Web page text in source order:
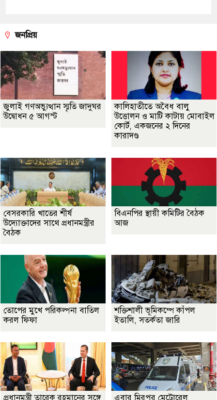
জনপ্রিয়
জুলাই গণঅভ্যুত্থান স্মৃতি জাদুঘর
উদ্বোধন ৫ আগস্ট
কালিহাতীতে অবৈধ বালু
উত্তোলন ও মাটি কাটায় মোবাইল
কোর্ট, একজনের ২ দিনের
কারাদণ্ড
বেসরকারি খাতের শীর্ষ
উদ্যোক্তাদের সাথে প্রধানমন্ত্রীর
বৈঠক
বিএনপির স্থায়ী কমিটির বৈঠক
আজ
তোপের মুখে পরিকল্পনা বাতিল
করল ফিফা
শক্তিশালী ভূমিকম্পে কাঁপল
ইতালি, সতর্কতা জারি
প্রধানমন্ত্রী তারেক রহমানের সঙ্গে
এবার মিরপুর মেট্রোরেল